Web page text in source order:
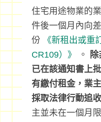
住宅用途物業的
件後一個月內向
份
《新租出或重
CR109）》
。
已在該通知書上
有繳付租金，業
採取法律行動追
主並未在一個月